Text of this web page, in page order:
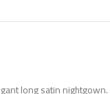
long satin